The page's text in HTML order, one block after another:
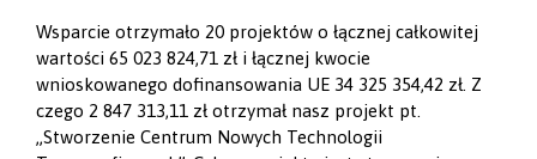
Wsparcie otrzymało 20 projektów o łącznej całkowitej
wartości 65 023 824,71 zł i łącznej kwocie
wnioskowanego dofinansowania UE 34 325 354,42 zł. Z
czego 2 847 313,11 zł otrzymał nasz projekt pt.
„Stworzenie Centrum Nowych Technologii